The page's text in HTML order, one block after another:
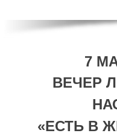
7
ВЕЧЕР
«ЕСТЬ В